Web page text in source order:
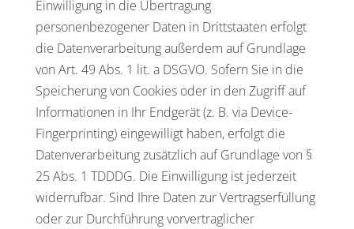
Einwilligung in die Übertragung
personenbezogener Daten in Drittstaaten erfolgt
die Datenverarbeitung außerdem auf Grundlage
von Art. 49 Abs. 1 lit. a DSGVO. Sofern Sie in die
Speicherung von Cookies oder in den Zugriff auf
Informationen in Ihr Endgerät (z. B. via Device-
Fingerprinting) eingewilligt haben, erfolgt die
Datenverarbeitung zusätzlich auf Grundlage von §
25 Abs. 1 TDDDG. Die Einwilligung ist jederzeit
widerrufbar. Sind Ihre Daten zur Vertragserfüllung
oder zur Durchführung vorvertraglicher